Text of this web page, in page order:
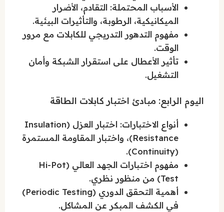
الأسباب المحتملة: التقادم، الأضرار
الميكانيكية، الرطوبة، والتأثيرات البيئية.
مفهوم التدهور التدريجي للكابلات مع مرور
الوقت.
تأثير الأعطال على استقرار الشبكة وأمان
التشغيل.
اليوم الرابع: مبادئ اختبار كابلات الطاقة
أنواع الاختبارات: اختبار العزل (Insulation
Resistance)، واختبار المقاومة المستمرة
(Continuity).
مفهوم اختبارات الجهد العالي (Hi-Pot
Test) من منظور نظري.
أهمية التحقق الدوري (Periodic Testing)
في الكشف المبكر عن المشاكل.